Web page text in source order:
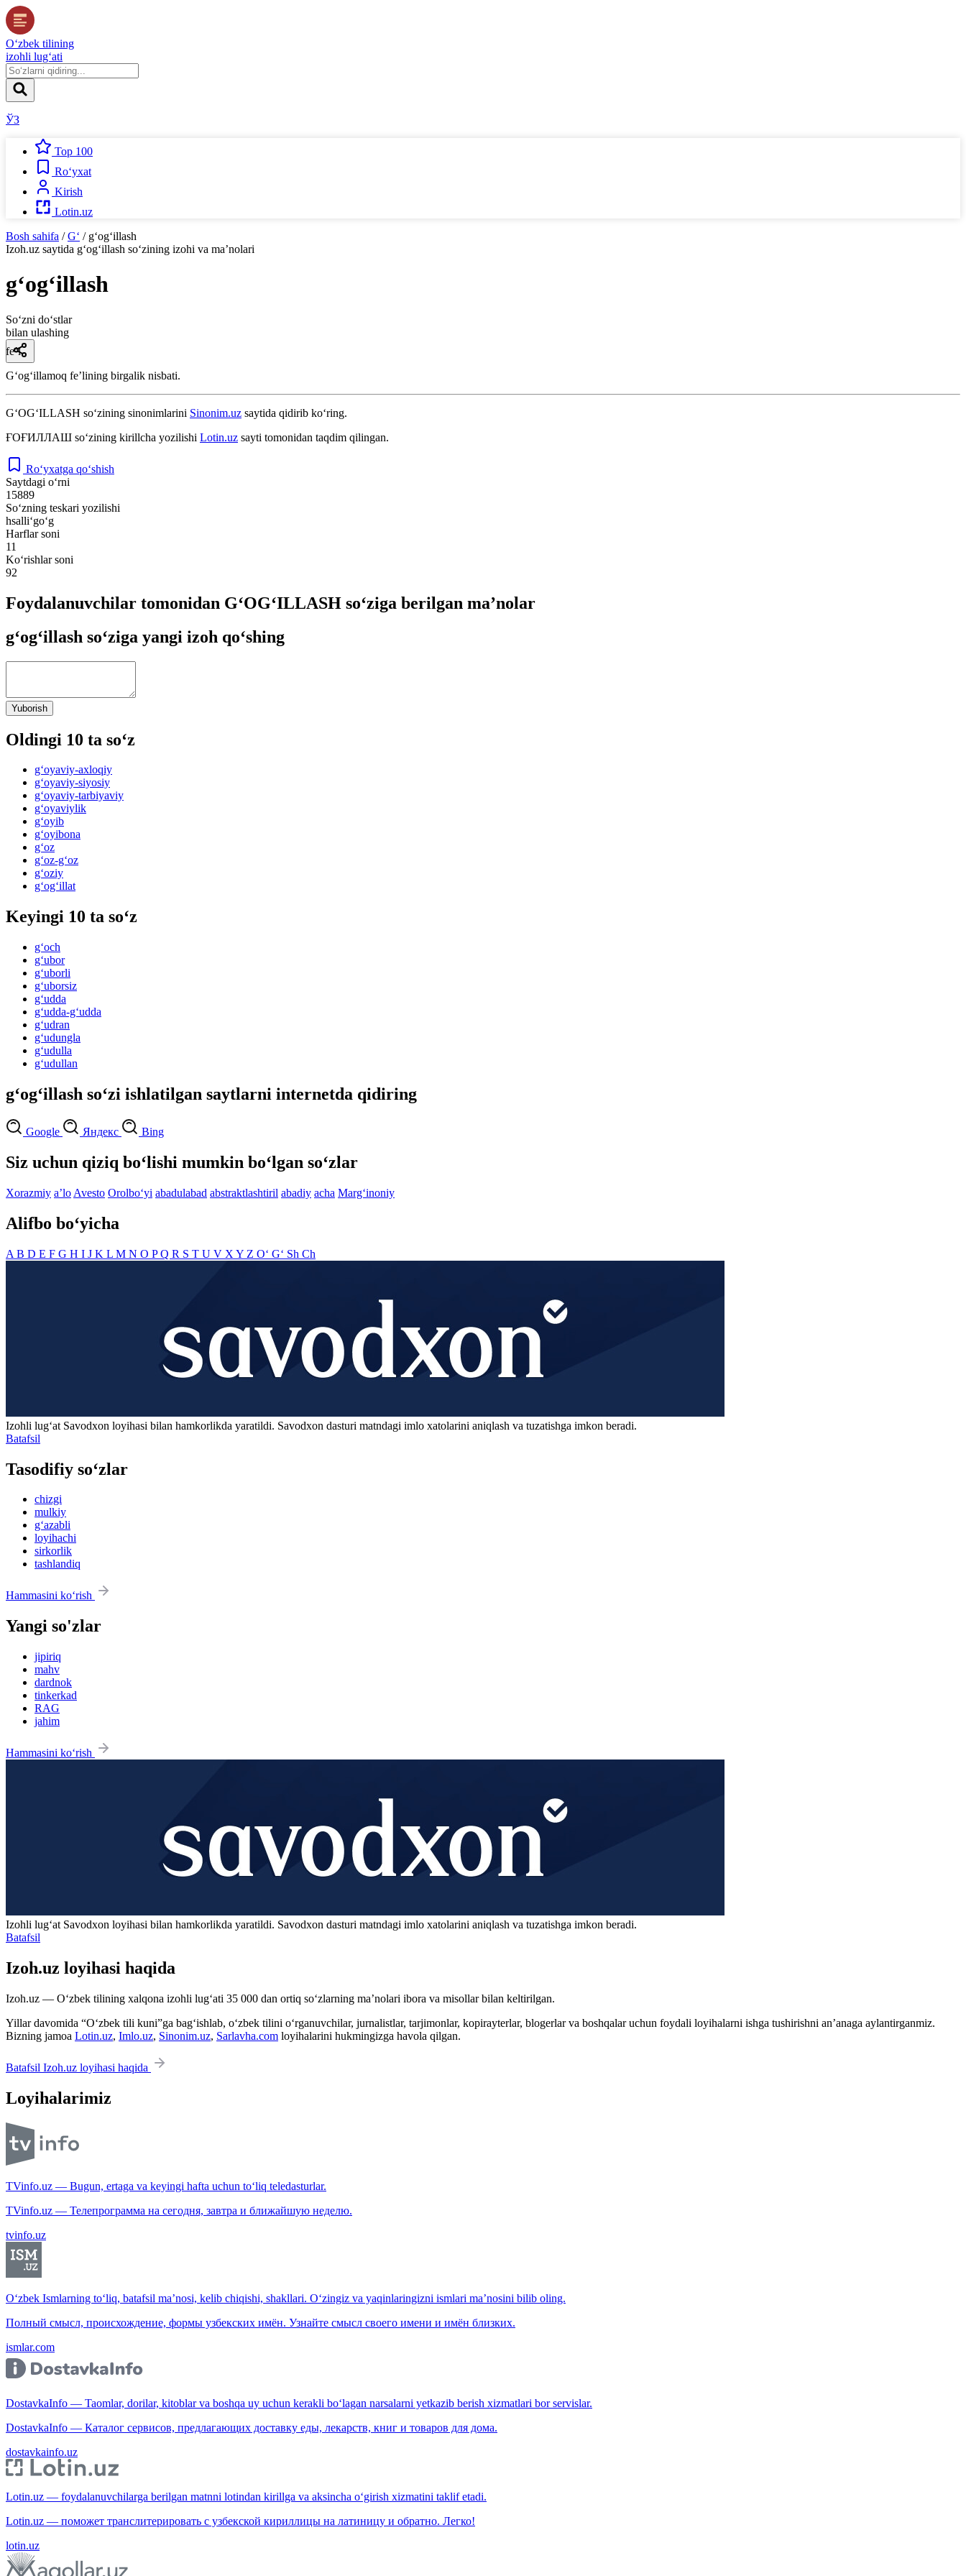
O‘zbek tilining
izohli lug‘ati
ЎЗ
Top 100
Ro‘yxat
Kirish
Lotin.uz
Bosh sahifa / G‘ / g‘og‘illash
Izoh.uz saytida g‘og‘illash so‘zining izohi va ma’nolari
g‘og‘illash
So‘zni do‘stlar
bilan ulashing
fe’l
Gʻogʻillamoq feʼlining birgalik nisbati.
G‘OG‘ILLASH so‘zining sinonimlarini Sinonim.uz saytida qidirib ko‘ring.
ҒОҒИЛЛАШ so‘zining kirillcha yozilishi Lotin.uz sayti tomonidan taqdim qilingan.
Ro‘yxatga qo‘shish
Saytdagi o‘rni
15889
So‘zning teskari yozilishi
hsalli‘go‘g
Harflar soni
11
Ko‘rishlar soni
92
Foydalanuvchilar tomonidan G‘OG‘ILLASH so‘ziga berilgan ma’nolar
g‘og‘illash so‘ziga yangi izoh qo‘shing
Yuborish
Oldingi 10 ta so‘z
g‘oyaviy-axloqiy
g‘oyaviy-siyosiy
g‘oyaviy-tarbiyaviy
g‘oyaviylik
g‘oyib
g‘oyibona
g‘oz
g‘oz-g‘oz
g‘oziy
g‘og‘illat
Keyingi 10 ta so‘z
g‘och
g‘ubor
g‘uborli
g‘uborsiz
g‘udda
g‘udda-g‘udda
g‘udran
g‘udungla
g‘udulla
g‘udullan
g‘og‘illash so‘zi ishlatilgan saytlarni internetda qidiring
Google Яндекс Bing
Siz uchun qiziq bo‘lishi mumkin bo‘lgan so‘zlar
Xorazmiy aʼlo Avesto Orolbo‘yi abadulabad abstraktlashtiril abadiy acha Marg‘inoniy
Alifbo bo‘yicha
A B D E F G H I J K L M N O PQ R S T U V X Y Z O‘ G‘ Sh Ch
Izohli lugʻat Savodxon loyihasi bilan hamkorlikda yaratildi. Savodxon dasturi matndagi imlo xatolarini aniqlash va tuzatishga imkon beradi.
Batafsil
Tasodifiy so‘zlar
chizgi
mulkiy
g‘azabli
loyihachi
sirkorlik
tashlandiq
Hammasini ko‘rish
Yangi so'zlar
jipiriq
mahv
dardnok
tinkerkad
RAG
jahim
Hammasini ko‘rish
Izohli lugʻat Savodxon loyihasi bilan hamkorlikda yaratildi. Savodxon dasturi matndagi imlo xatolarini aniqlash va tuzatishga imkon beradi.
Batafsil
Izoh.uz loyihasi haqida
Izoh.uz — O‘zbek tilining xalqona izohli lug‘ati 35 000 dan ortiq so‘zlarning ma’nolari ibora va misollar bilan keltirilgan.
Yillar davomida “O‘zbek tili kuni”ga bag‘ishlab, o‘zbek tilini o‘rganuvchilar, jurnalistlar, tarjimonlar, kopirayterlar, blogerlar va boshqalar uchun foydali loyihalarni ishga tushirishni an’anaga aylantirganmiz.
Bizning jamoa Lotin.uz, Imlo.uz, Sinonim.uz, Sarlavha.com loyihalarini hukmingizga havola qilgan.
Batafsil Izoh.uz loyihasi haqida
Loyihalarimiz
TVinfo.uz — Bugun, ertaga va keyingi hafta uchun to‘liq teledasturlar.
TVinfo.uz — Телепрограмма на сегодня, завтра и ближайшую неделю.
tvinfo.uz
O‘zbek Ismlarning to‘liq, batafsil ma’nosi, kelib chiqishi, shakllari. O‘zingiz va yaqinlaringizni ismlari ma’nosini bilib oling.
Полный смысл, происхождение, формы узбекских имён. Узнайте смысл своего имени и имён близких.
ismlar.com
DostavkaInfo — Taomlar, dorilar, kitoblar va boshqa uy uchun kerakli bo‘lagan narsalarni yetkazib berish xizmatlari bor servislar.
DostavkaInfo — Каталог сервисов, предлагающих доставку еды, лекарств, книг и товаров для дома.
dostavkainfo.uz
Lotin.uz — foydalanuvchilarga berilgan matnni lotindan kirillga va aksincha o‘girish xizmatini taklif etadi.
Lotin.uz — поможет транслитерировать с узбекской кириллицы на латиницу и обратно. Легко!
lotin.uz